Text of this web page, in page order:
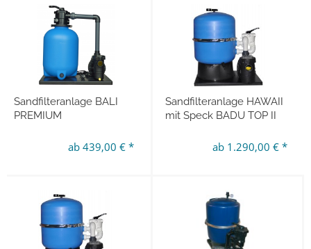
Sandfilteranlage BALI
PREMIUM
ab 439,00 € *
Sandfilteranlage HAWAII
mit Speck BADU TOP II
ab 1.290,00 € *